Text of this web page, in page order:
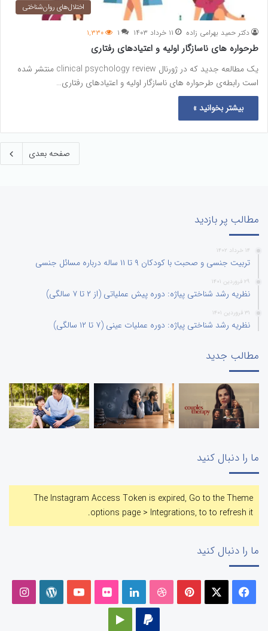
اختلال‌های روان‌شناختی
دکتر حمید بهرامی زاده ۱۱ خرداد ۱۴۰۳ ۱ ۱,۳۳۰
طرحواره های ناسازگار اولیه و اعتیادهای رفتاری
یک مطالعه جدید که در ژورنال clinical psychology review منتشر شده
است رابطه‌ی طرحواره های ناسازگار اولیه و اعتیادهای رفتاری…
بیشتر بخوانید »
صفحه بعدی
مطالب پر بازدید
۱۴ خرداد ۱۴۰۲
تربیت جنسی و صحبت با کودکان ۹ تا ۱۱ ساله درباره مسائل جنسی
۲۹ فروردین ۱۴۰۱
نظریه رشد شناختی پیاژه: دوره پیش عملیاتی (از ۲ تا ۷ سالگی)
۳۱ فروردین ۱۴۰۱
نظریه رشد شناختی پیاژه: دوره عملیات عینی (۷ تا ۱۲ سالگی)
مطالب جدید
ما را دنبال کنید
The Instagram Access Token is expired, Go to the Theme
options page > Integrations, to to refresh it.
ما را دنبال کنید
فیسبوک ایکس پینتریستدریبببل لینکداین تصاویر یوتیوب وردپرس
پی‌پال